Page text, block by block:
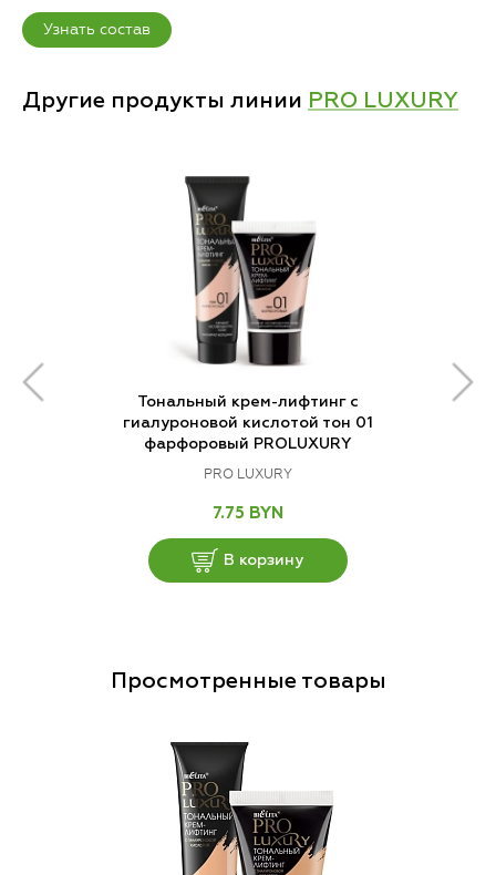
Узнать состав
Другие продукты линии PRO LUXURY
Тональный крем-лифтинг с
гиалуроновой кислотой тон 01
фарфоровый PROLUXURY
PRO LUXURY
7.75 BYN
В корзину
Просмотренные товары